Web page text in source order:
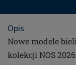
Opis
Nowe modele
kolekcji NOS